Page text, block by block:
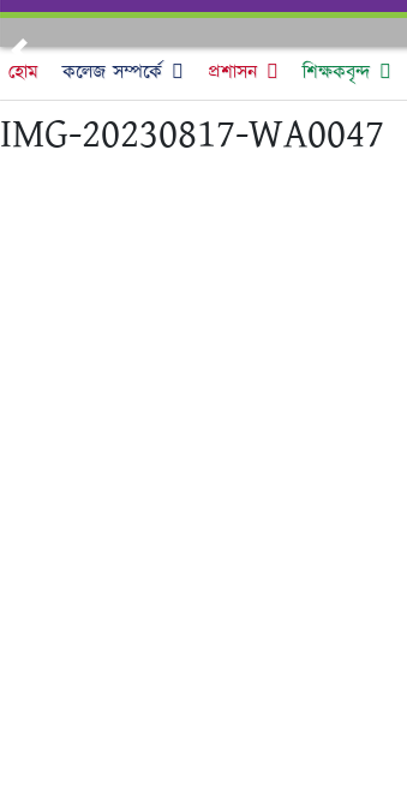
Previous
হোম কলেজ সম্পর্কে প্রশাসন শিক্ষকবৃন্দ
IMG-20230817-WA0047